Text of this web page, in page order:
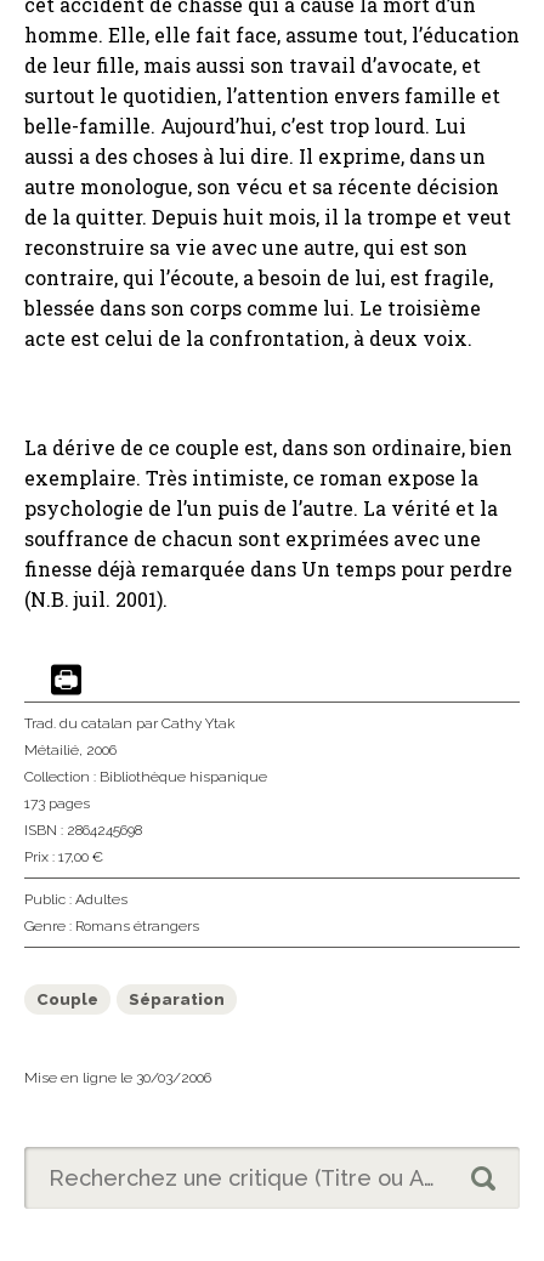
homme. Elle, elle fait face, assume tout, l’éducation
de leur fille, mais aussi son travail d’avocate, et
surtout le quotidien, l’attention envers famille et
belle-famille. Aujourd’hui, c’est trop lourd. Lui
aussi a des choses à lui dire. Il exprime, dans un
autre monologue, son vécu et sa récente décision
de la quitter. Depuis huit mois, il la trompe et veut
reconstruire sa vie avec une autre, qui est son
contraire, qui l’écoute, a besoin de lui, est fragile,
blessée dans son corps comme lui. Le troisième
acte est celui de la confrontation, à deux voix.
La dérive de ce couple est, dans son ordinaire, bien
exemplaire. Très intimiste, ce roman expose la
psychologie de l’un puis de l’autre. La vérité et la
souffrance de chacun sont exprimées avec une
finesse déjà remarquée dans Un temps pour perdre
(N.B. juil. 2001).
Trad. du catalan par Cathy Ytak
Métailié, 2006
Collection : Bibliothèque hispanique
173 pages
ISBN : 2864245698
Prix : 17,00 €
Public : Adultes
Genre : Romans étrangers
Couple Séparation
Mise en ligne le 30/03/2006